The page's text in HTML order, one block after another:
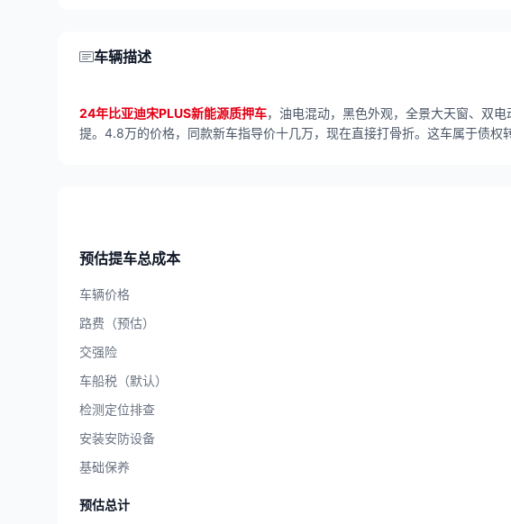
车辆描述
24年比亚迪宋PLUS新能源质押车，油电混动，黑色外观，全景大天窗、双
提。4.8万的价格，同款新车指导价十几万，现在直接打骨折。这车属于债权
预估提车总成本
车辆价格
路费（预估）
交强险
车船税（默认）
检测定位排查
安装安防设备
基础保养
预估总计